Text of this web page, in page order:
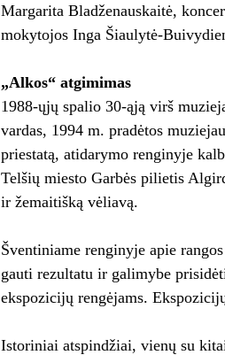
Margarita Bladženauskaitė,
mokytojos Inga Šiaulytė-
„Alkos“ atgimimas
1988-ųjų spalio 30-ąją virš
vardas, 1994 m. pradėtos
priestatą, atidarymo renginyje
Telšių miesto Garbės pilietis
ir žemaitišką vėliavą.
Šventiniame renginyje apie
gauti rezultatu ir galimybe
ekspozicijų rengėjams.
Istoriniai atspindžiai, vienų su